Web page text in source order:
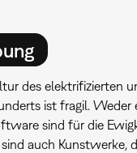
des elektrifizierten
ist fragil. Weder
sind für die
auch Kunstwerke,